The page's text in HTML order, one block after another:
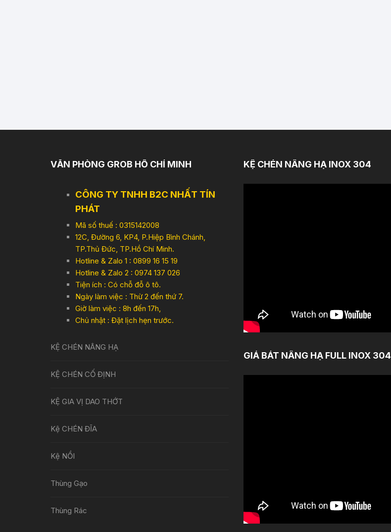
VĂN PHÒNG GROB HỒ CHÍ MINH
CÔNG TY TNHH B2C NHẤT TÍN
PHÁT
Mã số thuế : 0315142008
12C, Đường 6, KP4, P.Hiệp Bình Chánh,
TP.Thủ Đức, TP.Hồ Chí Minh.
Hotline & Zalo 1 : 0899 16 15 19
Hotline & Zalo 2 : 0974 137 026
Tiện ích : Có chỗ đỗ ô tô.
Ngày làm việc : Thừ 2 đến thứ 7.
Giờ làm việc : 8h đến 17h,
Chủ nhật : Đặt lịch hẹn trước.
KỆ CHÉN NÂNG HẠ
KỆ CHÉN CỐ ĐỊNH
KỆ GIA VỊ DAO THỚT
Kệ CHÉN ĐĨA
Kệ NỒI
Thùng Gạo
Thùng Rác
KỆ CHÉN NÂNG HẠ INOX 304
GIÁ BÁT NÂNG HẠ FULL INOX 304